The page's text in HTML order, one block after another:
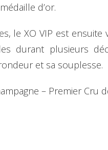
d’or.
le XO VIP est ensuite
durant plusieurs
et sa souplesse.
– Premier Cru